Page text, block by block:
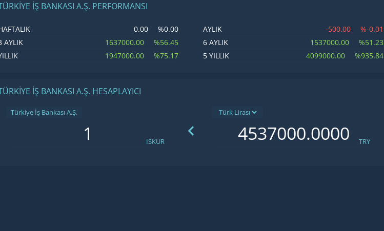
İŞ BANKASI A.Ş. PERFORMANSI
0.00 %0.00 AYLIK -500.00
%-0.01
AYLIK
1637000.00 %56.45 6 AYLIK 1537000.00
%51.23
1947000.00 %75.17 5 YILLIK 4099000.00 %935.84
İŞ BANKASI A.Ş. HESAPLAYICI
Türkiye İş Bankası A.Ş.
ISKUR TRY